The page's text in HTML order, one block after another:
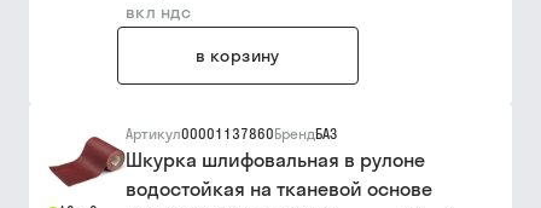
вкл ндс
в корзину
Артикул00001137860БрендБАЗ
Шкурка шлифовальная в рулоне
водостойкая на тканевой основе